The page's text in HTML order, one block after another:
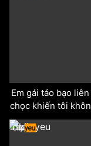
Em gái táo bạo
chọc khiến tôi
mắt
odd